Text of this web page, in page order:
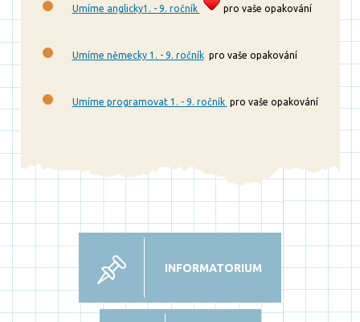
Umíme anglicky1. - 9. ročník pro vaše opakování
Umíme německy 1. - 9. ročníkpro vaše opakování
Umíme programovat 1. - 9. ročník pro vaše opakování
INFORMATORIUM